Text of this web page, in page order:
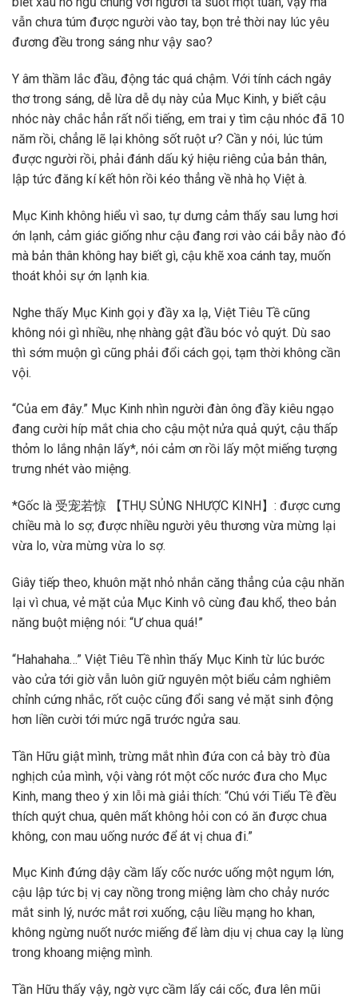
vẫn chưa túm được người vào tay, bọn trẻ thời nay lúc yêu
đương đều trong sáng như vậy sao?
Y âm thầm lắc đầu, động tác quá chậm. Với tính cách ngây
thơ trong sáng, dễ lừa dễ dụ này của Mục Kinh, y biết cậu
nhóc này chắc hẳn rất nổi tiếng, em trai y tìm cậu nhóc đã 10
năm rồi, chẳng lẽ lại không sốt ruột ư? Cần y nói, lúc túm
được người rồi, phải đánh dấu ký hiệu riêng của bản thân,
lập tức đăng kí kết hôn rồi kéo thẳng về nhà họ Việt à.
Mục Kinh không hiểu vì sao, tự dưng cảm thấy sau lưng hơi
ớn lạnh, cảm giác giống như cậu đang rơi vào cái bẫy nào đó
mà bản thân không hay biết gì, cậu khẽ xoa cánh tay, muốn
thoát khỏi sự ớn lạnh kia.
Nghe thấy Mục Kinh gọi y đầy xa lạ, Việt Tiêu Tề cũng
không nói gì nhiều, nhẹ nhàng gật đầu bóc vỏ quýt. Dù sao
thì sớm muộn gì cũng phải đổi cách gọi, tạm thời không cần
vội.
“Của em đây.” Mục Kinh nhìn người đàn ông đầy kiêu ngạo
đang cười híp mắt chia cho cậu một nửa quả quýt, cậu thấp
thỏm lo lắng nhận lấy*, nói cảm ơn rồi lấy một miếng tượng
trưng nhét vào miệng.
*Gốc là 受宠若惊 【THỤ SỦNG NHƯỢC KINH】: được cưng
chiều mà lo sợ; được nhiều người yêu thương vừa mừng lại
vừa lo, vừa mừng vừa lo sợ.
Giây tiếp theo, khuôn mặt nhỏ nhắn căng thẳng của cậu nhăn
lại vì chua, vẻ mặt của Mục Kinh vô cùng đau khổ, theo bản
năng buột miệng nói: “Ư chua quá!”
“Hahahaha…” Việt Tiêu Tề nhìn thấy Mục Kinh từ lúc bước
vào cửa tới giờ vẫn luôn giữ nguyên một biểu cảm nghiêm
chỉnh cứng nhắc, rốt cuộc cũng đổi sang vẻ mặt sinh động
hơn liền cười tới mức ngã trước ngửa sau.
Tần Hữu giật mình, trừng mắt nhìn đứa con cả bày trò đùa
nghịch của mình, vội vàng rót một cốc nước đưa cho Mục
Kinh, mang theo ý xin lỗi mà giải thích: “Chú với Tiểu Tề đều
thích quýt chua, quên mất không hỏi con có ăn được chua
không, con mau uống nước để át vị chua đi.”
Mục Kinh đứng dậy cầm lấy cốc nước uống một ngụm lớn,
cậu lập tức bị vị cay nồng trong miệng làm cho chảy nước
mắt sinh lý, nước mắt rơi xuống, cậu liều mạng ho khan,
không ngừng nuốt nước miếng để làm dịu vị chua cay lạ lùng
trong khoang miệng mình.
Tần Hữu thấy vậy, ngờ vực cầm lấy cái cốc, đưa lên mũi